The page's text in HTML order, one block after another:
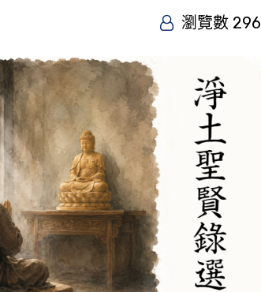
瀏覽數 296